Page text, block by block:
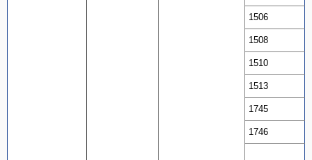
1506
1508
1510
1513
1745
1746